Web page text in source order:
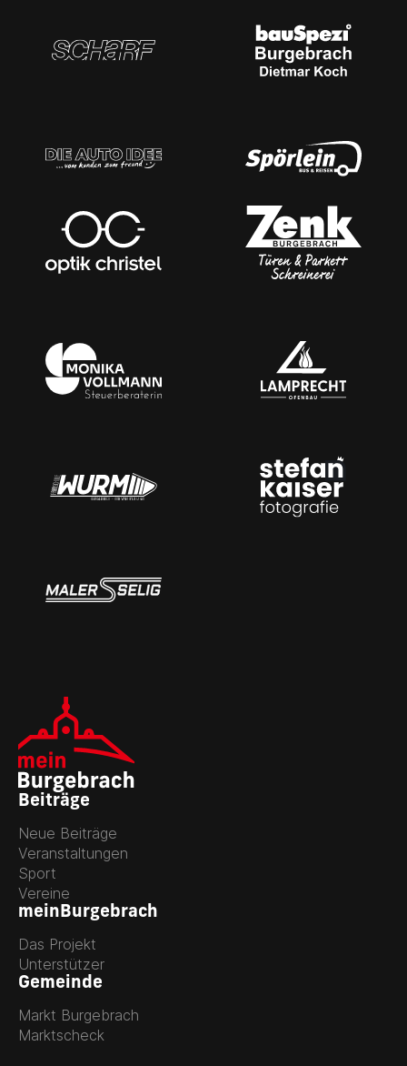
Beiträge
Neue Beiträge
Veranstaltungen
Sport
Vereine
meinBurgebrach
Das Projekt
Unterstützer
Gemeinde
Markt Burgebrach
Marktscheck